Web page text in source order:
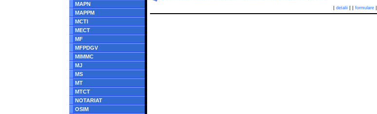
MAPN
MAPPM
MCTI
MECT
MF
MFPDGV
MIMMC
MJ
MS
MT
MTCT
NOTARIAT
OSIM
| detalii| | formulare|